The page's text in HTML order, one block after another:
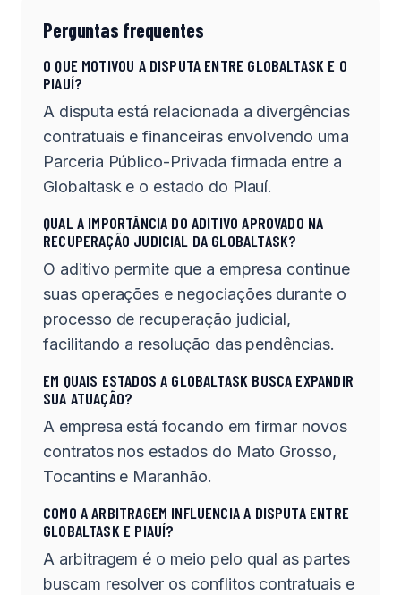
Perguntas frequentes
O QUE MOTIVOU A DISPUTA ENTRE GLOBALTASK E O
PIAUÍ?
A disputa está relacionada a divergências
contratuais e financeiras envolvendo uma
Parceria Público-Privada firmada entre a
Globaltask e o estado do Piauí.
QUAL A IMPORTÂNCIA DO ADITIVO APROVADO NA
RECUPERAÇÃO JUDICIAL DA GLOBALTASK?
O aditivo permite que a empresa continue
suas operações e negociações durante o
processo de recuperação judicial,
facilitando a resolução das pendências.
EM QUAIS ESTADOS A GLOBALTASK BUSCA EXPANDIR
SUA ATUAÇÃO?
A empresa está focando em firmar novos
contratos nos estados do Mato Grosso,
Tocantins e Maranhão.
COMO A ARBITRAGEM INFLUENCIA A DISPUTA ENTRE
GLOBALTASK E PIAUÍ?
A arbitragem é o meio pelo qual as partes
buscam resolver os conflitos contratuais e